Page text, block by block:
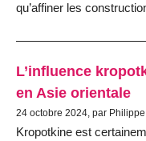
qu’affiner les
L’influence
en Asie orientale
24 octobre 2024, par
Kropotkine est